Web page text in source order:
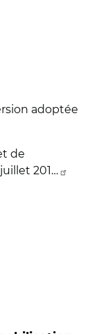
adoptée
de
201…